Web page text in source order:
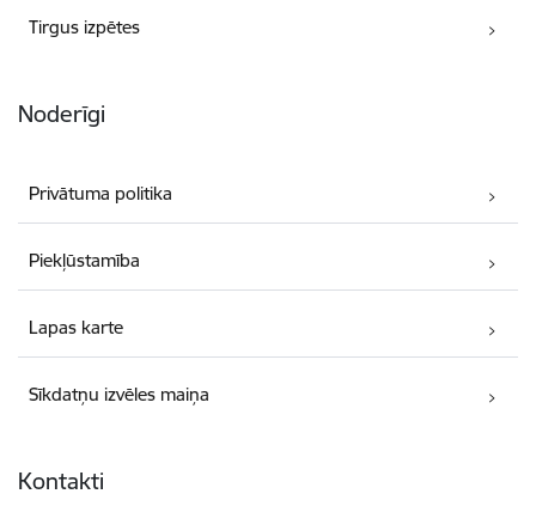
Tirgus izpētes
Noderīgi
Privātuma politika
Piekļūstamība
Lapas karte
Sīkdatņu izvēles maiņa
Kontakti